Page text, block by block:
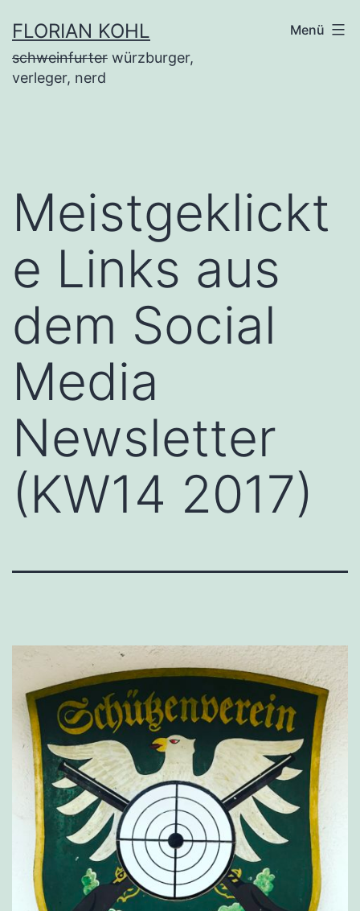
Inhalt
springen
FLORIAN KOHL
schweinfurter würzburger,
verleger, nerd
Menü
Meistgeklickt
e Links aus
dem Social
Media
Newsletter
(KW14 2017)